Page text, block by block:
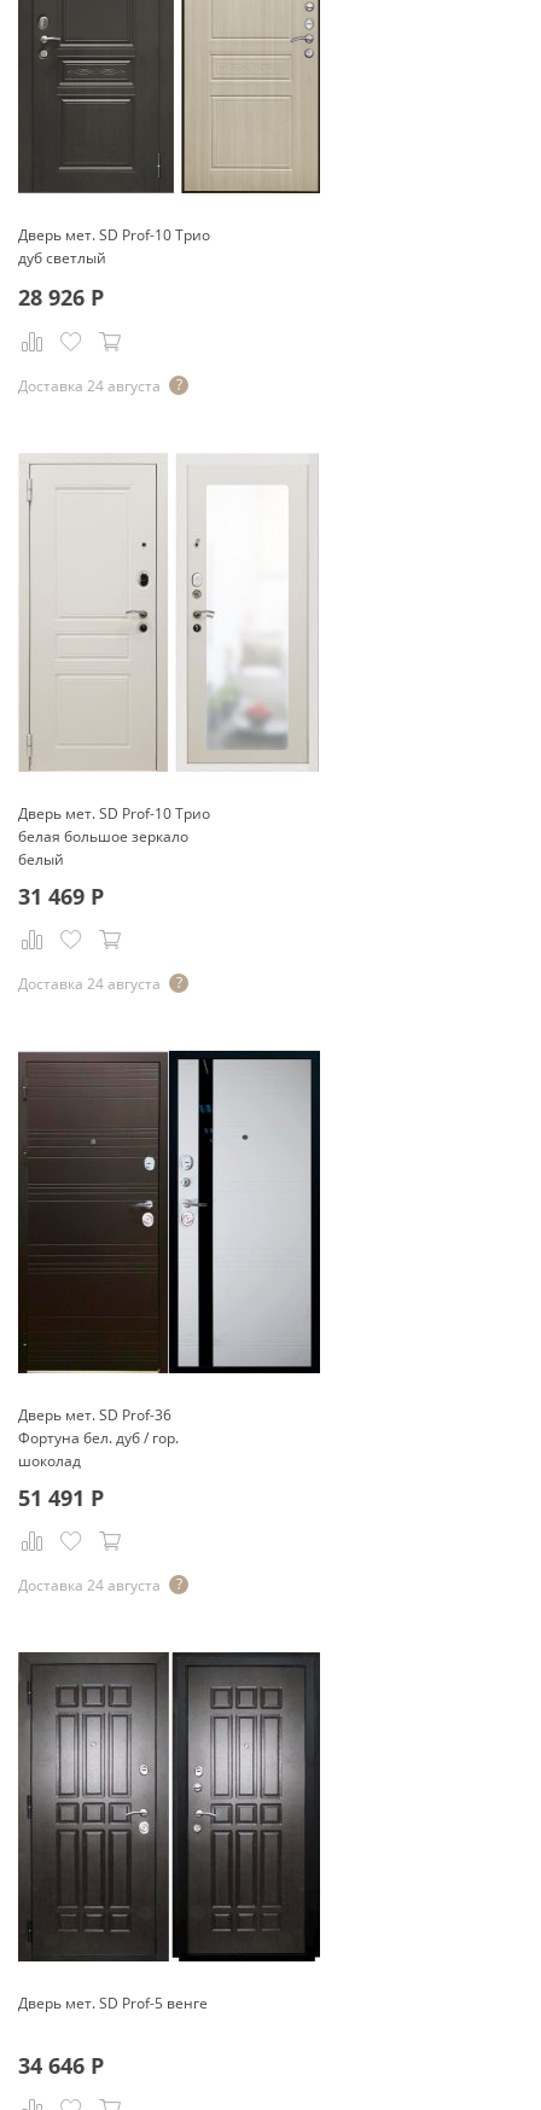
Дверь мет. SD Prof-10 Трио
дуб светлый
28 926 Р
Доставка 24 августа
Дверь мет. SD Prof-10 Трио
белая большое зеркало
белый
31 469 Р
Доставка 24 августа
Дверь мет. SD Prof-36
Фортуна бел. дуб / гор.
шоколад
51 491 Р
Доставка 24 августа
Дверь мет. SD Prof-5 венге
34 646 Р